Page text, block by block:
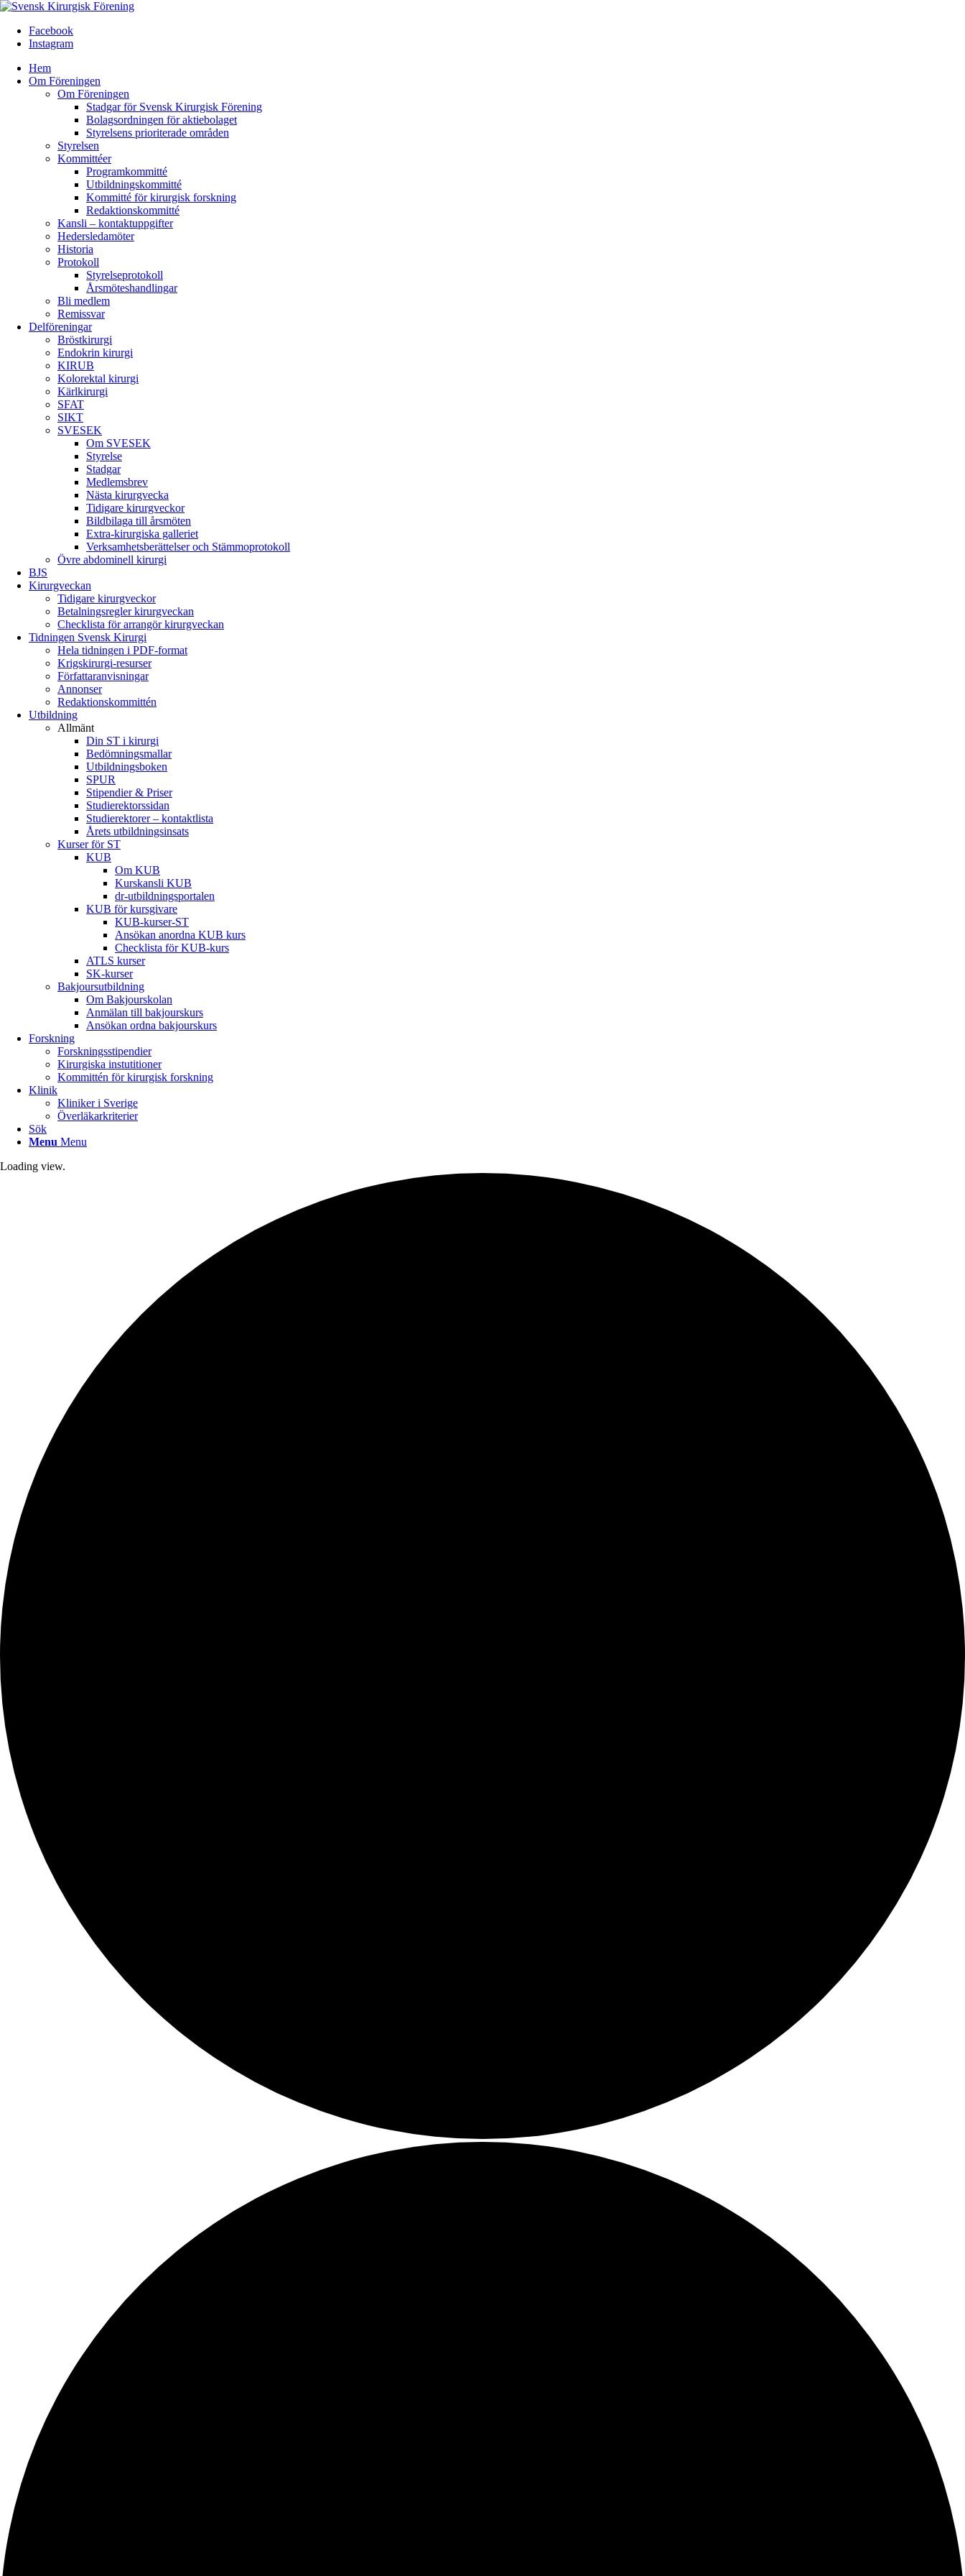
Facebook
Instagram
Hem
Om Föreningen
Om Föreningen
Stadgar för Svensk Kirurgisk Förening
Bolagsordningen för aktiebolaget
Styrelsens prioriterade områden
Styrelsen
Kommittéer
Programkommitté
Utbildningskommitté
Kommitté för kirurgisk forskning
Redaktionskommitté
Kansli – kontaktuppgifter
Hedersledamöter
Historia
Protokoll
Styrelseprotokoll
Årsmöteshandlingar
Bli medlem
Remissvar
Delföreningar
Bröstkirurgi
Endokrin kirurgi
KIRUB
Kolorektal kirurgi
Kärlkirurgi
SFAT
SIKT
SVESEK
Om SVESEK
Styrelse
Stadgar
Medlemsbrev
Nästa kirurgvecka
Tidigare kirurgveckor
Bildbilaga till årsmöten
Extra-kirurgiska galleriet
Verksamhetsberättelser och Stämmoprotokoll
Övre abdominell kirurgi
BJS
Kirurgveckan
Tidigare kirurgveckor
Betalningsregler kirurgveckan
Checklista för arrangör kirurgveckan
Tidningen Svensk Kirurgi
Hela tidningen i PDF-format
Krigskirurgi-resurser
Författaranvisningar
Annonser
Redaktionskommittén
Utbildning
Allmänt
Din ST i kirurgi
Bedömningsmallar
Utbildningsboken
SPUR
Stipendier & Priser
Studierektorssidan
Studierektorer – kontaktlista
Årets utbildningsinsats
Kurser för ST
KUB
Om KUB
Kurskansli KUB
dr-utbildningsportalen
KUB för kursgivare
KUB-kurser-ST
Ansökan anordna KUB kurs
Checklista för KUB-kurs
ATLS kurser
SK-kurser
Bakjoursutbildning
Om Bakjourskolan
Anmälan till bakjourskurs
Ansökan ordna bakjourskurs
Forskning
Forskningsstipendier
Kirurgiska instutitioner
Kommittén för kirurgisk forskning
Klinik
Kliniker i Sverige
Överläkarkriterier
Sök
Menu Menu
Loading view.